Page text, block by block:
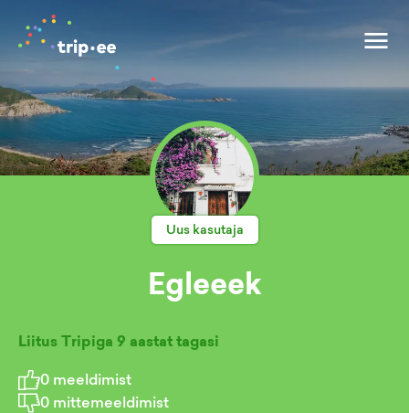
Uus kasutaja
Egleeek
Liitus Tripiga 9 aastat tagasi
0 meeldimist
0 mittemeeldimist